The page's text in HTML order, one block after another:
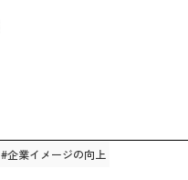
#企業イメージの向上